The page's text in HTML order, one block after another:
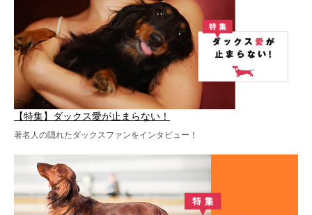
【特集】ダックス愛が止まらない！
著名人の隠れたダックスファンをインタビュー！